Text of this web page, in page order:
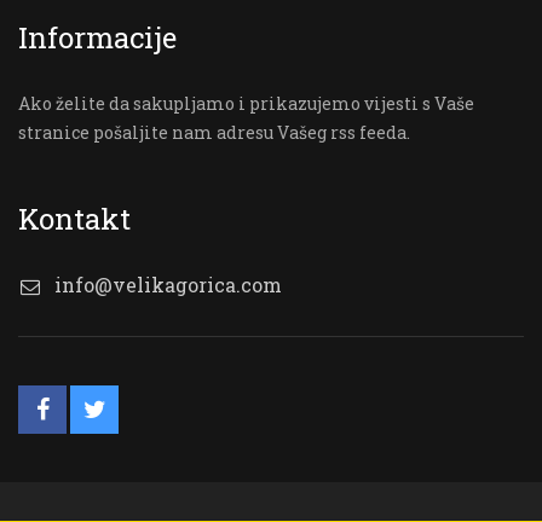
Informacije
Ako želite da sakupljamo i prikazujemo vijesti s Vaše
stranice pošaljite nam adresu Vašeg rss feeda.
Kontakt
info@velikagorica.com